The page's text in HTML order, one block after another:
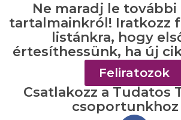
Ne maradj le további
tartalmainkról! Iratkozz
listánkra, hogy
értesíthessünk, ha új
Feliratozok
Csatlakozz a Tudatos
csoportunkhoz